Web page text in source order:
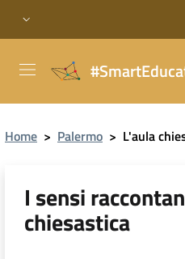
Home > Palermo > L'aula
I sensi
chiesastica